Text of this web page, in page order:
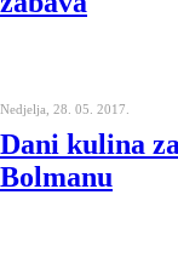
Nedjelja, 28. 05. 2017.
Dani kulina
Bolmanu